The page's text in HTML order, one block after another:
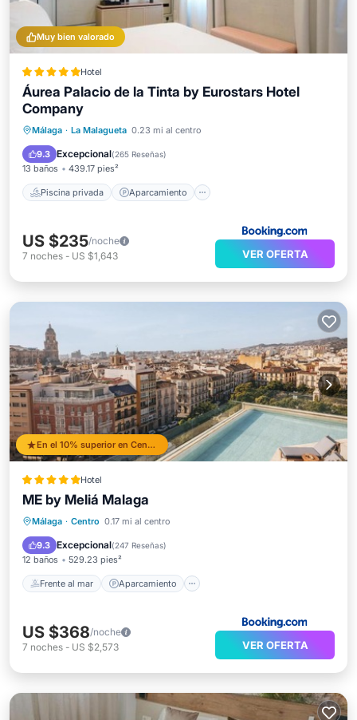
Muy bien valorado
Hotel
Áurea Palacio de la Tinta by Eurostars Hotel
Company
Málaga · La Malagueta 0.23 mi al centro
9.3 Excepcional(265 Reseñas)
13 baños 439.17 pies²
Piscina privada Aparcamiento
Piscina privada
Aparcamiento
Piscina
Spa
US $235/noche
7 noches - US $1,643 VER OFERTA
En el 10% superior en Centro
Hotel
ME by Meliá Malaga
Málaga · Centro 0.17 mi al centro
9.3 Excepcional(247 Reseñas)
12 baños 529.23 pies²
Frente al mar Aparcamiento
Frente al mar Aparcamiento
Vista al mar
US $368/noche
7 noches - US $2,573 VER OFERTA